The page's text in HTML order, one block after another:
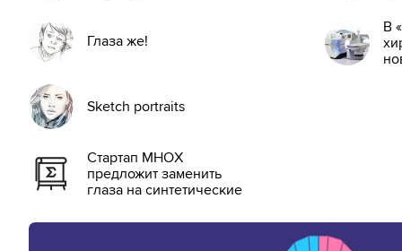
Глаза же!
Sketch portraits
Стартап MHOX
предложит заменить
глаза на синтетические
В